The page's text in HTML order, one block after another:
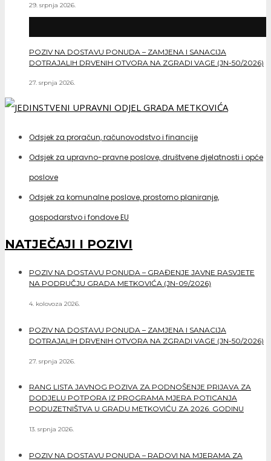
29. srpnja 2026.
POZIV NA DOSTAVU PONUDA – ZAMJENA I SANACIJA
DOTRAJALIH DRVENIH OTVORA NA ZGRADI VAGE (JN-50/2026)
27. srpnja 2026.
Odsjek za proračun, računovodstvo i financije
Odsjek za upravno-pravne poslove, društvene djelatnosti i opće
poslove
Odsjek za komunalne poslove, prostorno planiranje,
gospodarstvo i fondove EU
NATJEČAJI I POZIVI
POZIV NA DOSTAVU PONUDA – GRAĐENJE JAVNE RASVJETE
NA PODRUČJU GRADA METKOVIĆA (JN-09/2026)
4. kolovoza 2026.
POZIV NA DOSTAVU PONUDA – ZAMJENA I SANACIJA
DOTRAJALIH DRVENIH OTVORA NA ZGRADI VAGE (JN-50/2026)
27. srpnja 2026.
RANG LISTA JAVNOG POZIVA ZA PODNOŠENJE PRIJAVA ZA
DODJELU POTPORA IZ PROGRAMA MJERA POTICANJA
PODUZETNIŠTVA U GRADU METKOVIĆU ZA 2026. GODINU
13. srpnja 2026.
POZIV NA DOSTAVU PONUDA – RADOVI NA MJERAMA ZA